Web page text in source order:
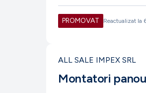
PROMOVAT Reactualizat la
ALL SALE IMPEX SRL
Montatori